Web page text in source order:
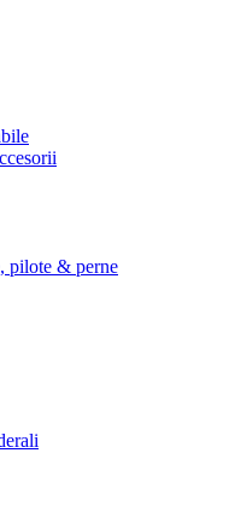
pilote & perne